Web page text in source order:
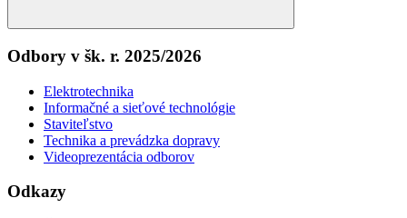
Search
Odbory v šk. r. 2025/2026
Elektrotechnika
Informačné a sieťové technológie
Staviteľstvo
Technika a prevádzka dopravy
Videoprezentácia odborov
Odkazy